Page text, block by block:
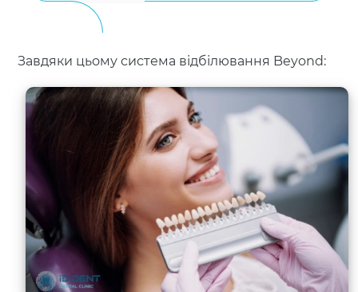
Завдяки цьому система відбілювання Beyond: